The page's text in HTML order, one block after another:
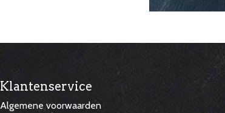
Klantenservice
Algemene voorwaarden